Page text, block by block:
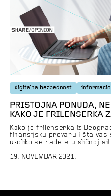
digitalna bezbednost
PRISTOJNA PONUDA,
KAKO JE FRILENSERKA
Kako je frilenserka iz
finansijsku prevaru i šta vas
ukoliko se nađete u sličnoj
Retko odlazim na LinkedIn, ali
19. NOVEMBAR 2021.